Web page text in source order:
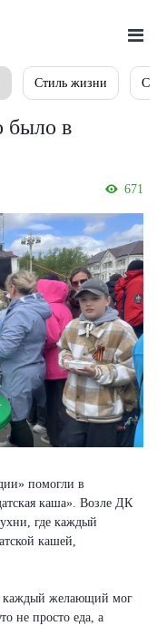
Стиль жизни
было в
671
помогли в
каша». Возле ДК
где каждый
кашей,
каждый желающий мог
не просто еда, а